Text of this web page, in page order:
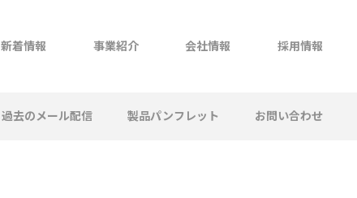
新着情報 事業紹介 会社情報 採用情報
過去のメール配信 製品パンフレット お問い合わせ